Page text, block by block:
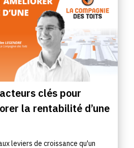
clés pour
la rentabilité d’une
leviers de croissance qu'un